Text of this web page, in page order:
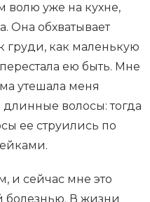
волю уже на кухне,
Она обхватывает
груди, как маленькую
ею быть. Мне
утешала меня
волосы: тогда
ее струились по
и сейчас мне это
болезнью. В жизни